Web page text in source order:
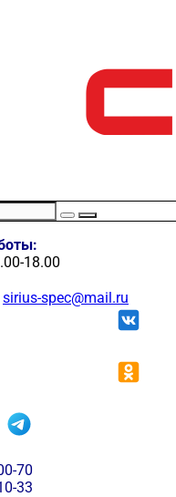
18.00
sirius-spec@mail.ru
70
33